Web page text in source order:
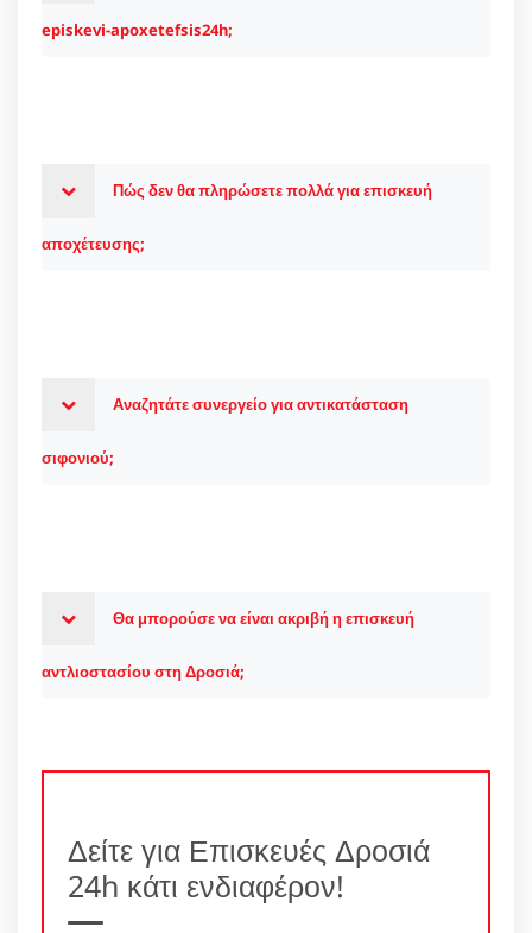
episkevi-apoxetefsis24h;
Πώς δεν θα πληρώσετε πολλά για επισκευή
αποχέτευσης;
Αναζητάτε συνεργείο για αντικατάσταση
σιφονιού;
Θα μπορούσε να είναι ακριβή η επισκευή
αντλιοστασίου στη Δροσιά;
Δείτε για Επισκευές Δροσιά
24h κάτι ενδιαφέρον!